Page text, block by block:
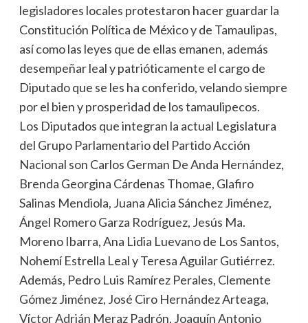
legisladores locales protestaron hacer guardar la
Constitución Política de México y de Tamaulipas,
así como las leyes que de ellas emanen, además
desempeñar leal y patrióticamente el cargo de
Diputado que se les ha conferido, velando siempre
por el bien y prosperidad de los tamaulipecos.
Los Diputados que integran la actual Legislatura
del Grupo Parlamentario del Partido Acción
Nacional son Carlos German De Anda Hernández,
Brenda Georgina Cárdenas Thomae, Glafiro
Salinas Mendiola, Juana Alicia Sánchez Jiménez,
Ángel Romero Garza Rodríguez, Jesús Ma.
Moreno Ibarra, Ana Lidia Luevano de Los Santos,
Nohemí Estrella Leal y Teresa Aguilar Gutiérrez.
Además, Pedro Luis Ramírez Perales, Clemente
Gómez Jiménez, José Ciro Hernández Arteaga,
Víctor Adrián Meraz Padrón, Joaquín Antonio